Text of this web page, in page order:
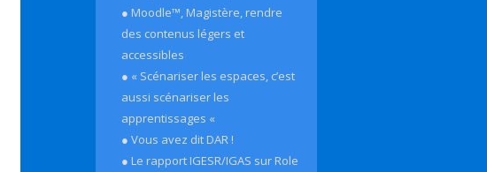
● Moodle™, Magistère, rendre
des contenus légers et
accessibles
● « Scénariser les espaces, c’est
aussi scénariser les
apprentissages «
● Vous avez dit DAR !
● Le rapport IGESR/IGAS sur Role